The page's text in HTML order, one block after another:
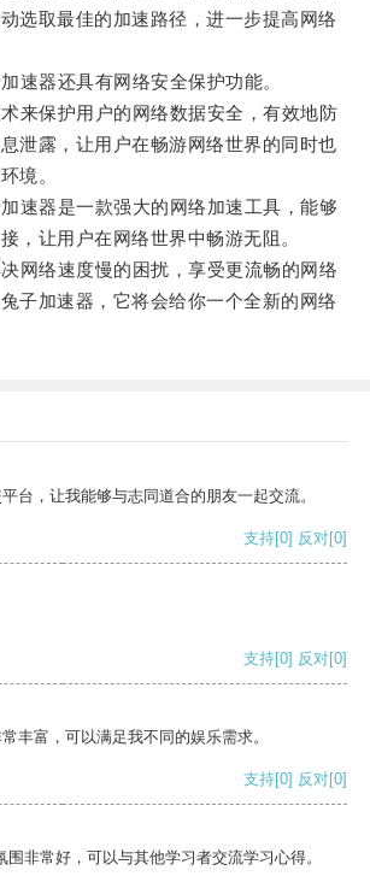
选取最佳的加速路径，进一步提高网络
器还具有网络安全保护功能。
保护用户的网络数据安全，有效地防
泄露，让用户在畅游网络世界的同时也
境。
器是一款强大的网络加速工具，能够
，让用户在网络世界中畅游无阻。
络速度慢的困扰，享受更流畅的网络
子加速器，它将会给你一个全新的网络
台，让我能够与志同道合的朋友一起交流。
支持[0] 反对[0]
支持[0] 反对[0]
丰富，可以满足我不同的娱乐需求。
支持[0] 反对[0]
非常好，可以与其他学习者交流学习心得。